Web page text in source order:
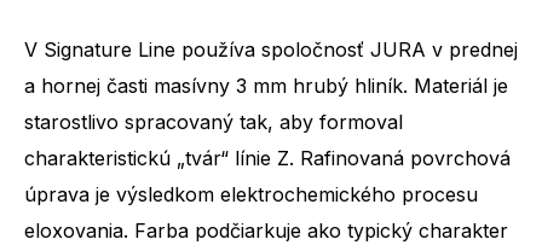
V Signature Line používa spoločnosť JURA v prednej
a hornej časti masívny 3 mm hrubý hliník. Materiál je
starostlivo spracovaný tak, aby formoval
charakteristickú „tvár“ línie Z. Rafinovaná povrchová
úprava je výsledkom elektrochemického procesu
eloxovania. Farba podčiarkuje ako typický charakter